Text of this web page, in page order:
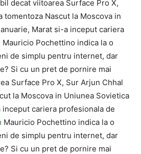
decat viitoarea Surface Pro X,
tomentoza Nascut la Moscova in
Marat si-a inceput cariera
Pochettino indica la o
de simplu pentru internet, dar
Si cu un pret de pornire mai
Surface Pro X, Sur Arjun Chhal
la Moscova in Uniunea Sovietica
cariera profesionala de
Mauricio Pochettino indica la o
de simplu pentru internet, dar
Si cu un pret de pornire mai